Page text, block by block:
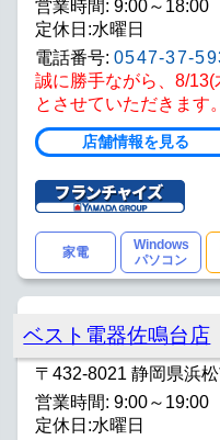
営業時間: 9:00～18:00
定休日:水曜日
電話番号: 0547-37-
誠に勝手ながら、8/
とさせていただきます。
店舗情報を見る
家電
Windows
パソコン
ベスト電器佐鳴台店
〒432-8021 静岡県浜
営業時間: 9:00～19:00
定休日:水曜日